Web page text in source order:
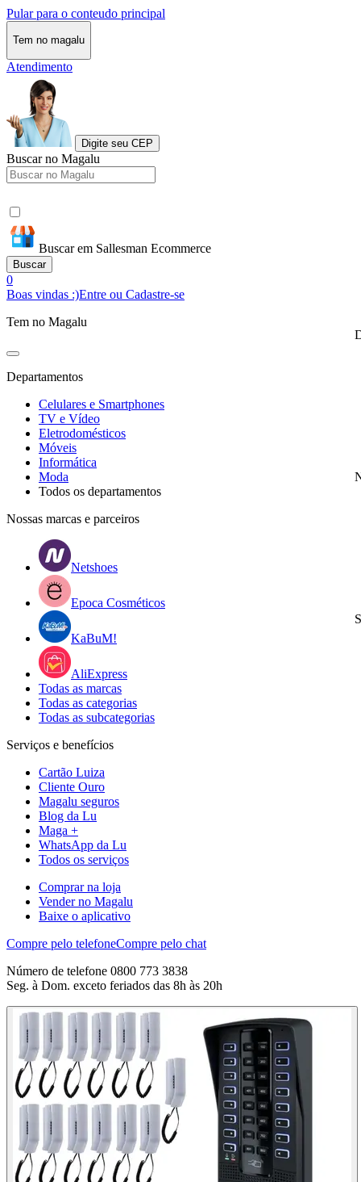
Pular para o conteudo principal
Tem no magalu
Atendimento
Digite seu CEP
Buscar no Magalu
Buscar em Sallesman Ecommerce
Buscar
0
Boas vindas :)Entre ou Cadastre-se
Tem no Magalu
Departamentos
Celulares e Smartphones
TV e Vídeo
Eletrodomésticos
Móveis
Informática
Moda
Todos os departamentos
Nossas marcas e parceiros
Netshoes
Epoca Cosméticos
KaBuM!
AliExpress
Todas as marcas
Todas as categorias
Todas as subcategorias
Serviços e benefícios
Cartão Luiza
Cliente Ouro
Magalu seguros
Blog da Lu
Maga +
WhatsApp da Lu
Todos os serviços
Comprar na loja
Vender no Magalu
Baixe o aplicativo
Compre pelo telefoneCompre pelo chat
Número de telefone 0800 773 3838
Seg. à Dom. exceto feriados das 8h às 20h